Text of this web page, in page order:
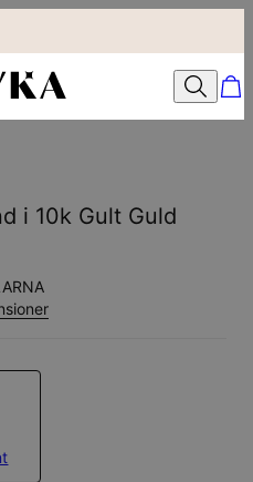
i 10k Gult Guld